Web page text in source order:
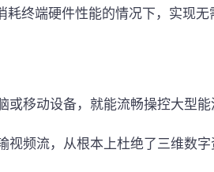
耗终端硬件性能的情况下，实现无
或移动设备，就能流畅操控大型能
视频流，从根本上杜绝了三维数字